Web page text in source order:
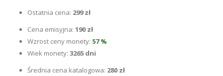
Ostatnia cena: 299 zł
Cena emisyjna: 190 zł
Wzrost ceny monety: 57 %
Wiek monety: 3265 dni
Średnia cena katalogowa: 280 zł